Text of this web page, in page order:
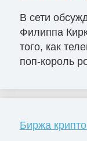
В сети
Филиппа
того, как
поп-король
Биржа